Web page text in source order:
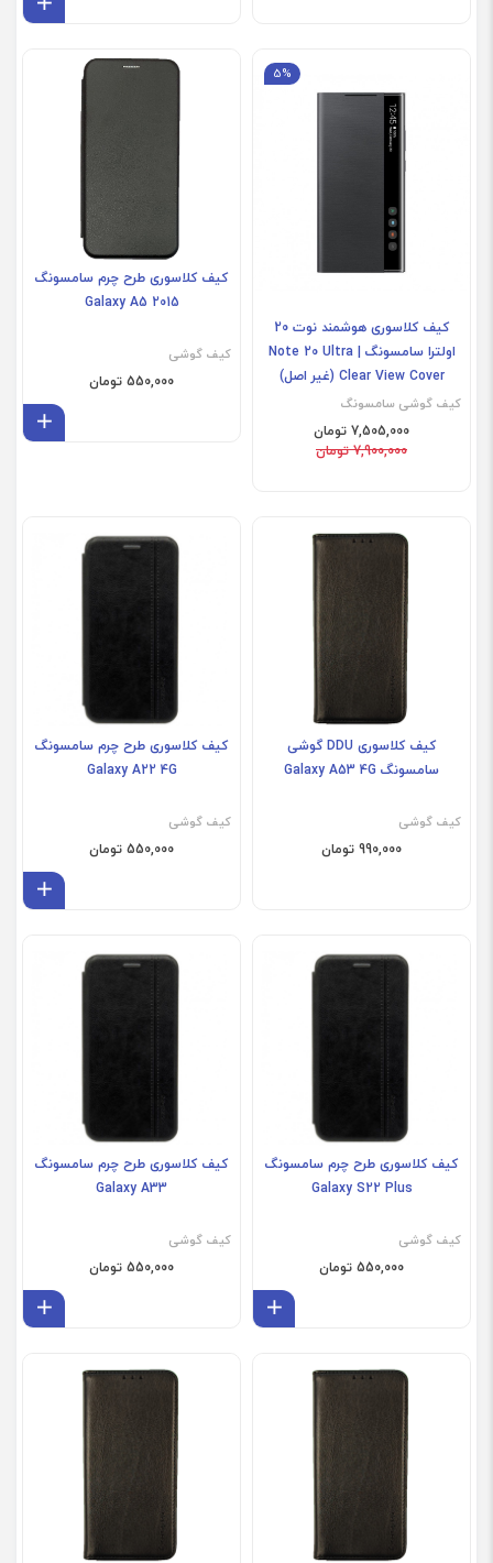
5%
کیف کلاسوری هوشمند نوت 20
اولترا سامسونگ | Note 20 Ultra
Clear View Cover (غیر اصل)
کیف گوشی سامسونگ
7,505,000 تومان
7,900,000 تومان
کیف کلاسوری طرح چرم سامسونگ
Galaxy A5 2015
کیف گوشی
550,000 تومان
کیف کلاسوری DDU گوشی
سامسونگ Galaxy A53 4G
کیف گوشی
990,000 تومان
کیف کلاسوری طرح چرم سامسونگ
Galaxy A22 4G
کیف گوشی
550,000 تومان
کیف کلاسوری طرح چرم سامسونگ
Galaxy S22 Plus
کیف گوشی
550,000 تومان
کیف کلاسوری طرح چرم سامسونگ
Galaxy A33
کیف گوشی
550,000 تومان